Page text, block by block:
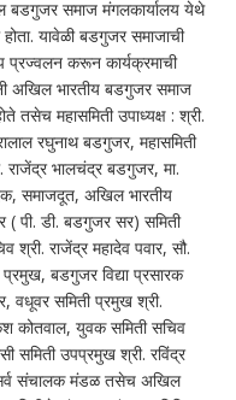
बडगुजर समाज मंगलकार्यालय येथे
यावेळी बडगुजर समाजाची
प्रज्वलन करून कार्यक्रमाची
अखिल भारतीय बडगुजर समाज
तसेच महासमिती उपाध्यक्ष : श्री.
रघुनाथ बडगुजर, महासमिती
राजेंद्र भालचंद्र बडगुजर, मा.
समाजदूत, अखिल भारतीय
पी. डी. बडगुजर सर) समिती
श्री. राजेंद्र महादेव पवार, सौ.
बडगुजर विद्या प्रसारक
वधूवर समिती प्रमुख श्री.
कोतवाल, युवक समिती सचिव
समिती उपप्रमुख श्री. रविंद्र
संचालक मंडळ तसेच अखिल